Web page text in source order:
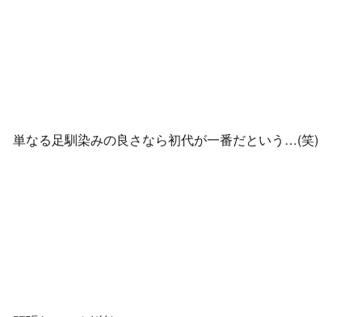
単なる足馴染みの良さなら初代が一番だという…(笑)